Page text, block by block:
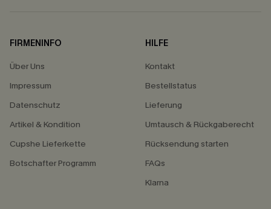
FIRMENINFO
Über Uns
Impressum
Datenschutz
Artikel & Kondition
Cupshe Lieferkette
Botschafter Programm
HILFE
Kontakt
Bestellstatus
Lieferung
Umtausch & Rückgaberecht
Rücksendung starten
FAQs
Klarna